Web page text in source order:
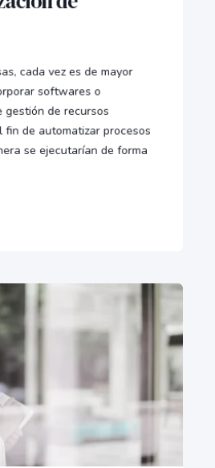
cada vez es de mayor
softwares o
gestión de recursos
fin de automatizar procesos
se ejecutarían de forma